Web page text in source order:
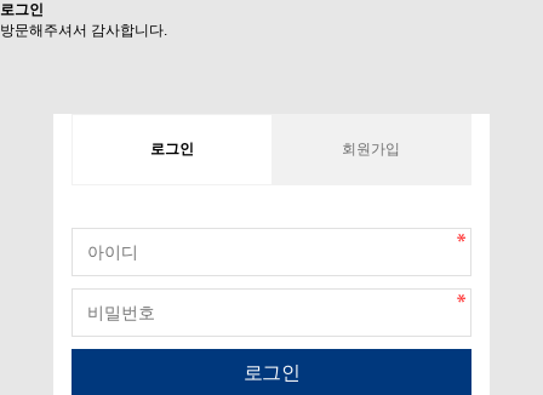
로그인
방문해주셔서 감사합니다.
로그인 회원가입
로그인